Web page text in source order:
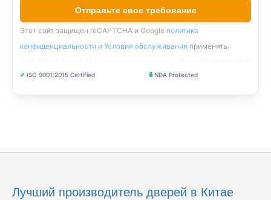
Этот сайт защищен reCAPTCHA и Google политика
конфиденциальности и Условия обслуживания применять.
✔ ISO 9001:2015 Certified 🔒 NDA Protected
Лучший производитель дверей в Китае